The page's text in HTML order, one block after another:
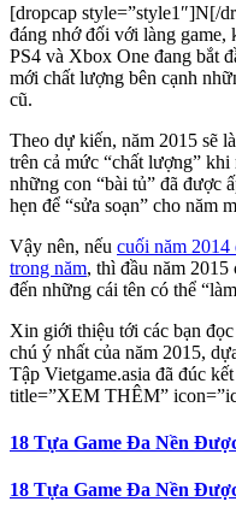
[dropcap style=”style1″]N[/
đáng nhớ đối với làng game,
PS4 và Xbox One đang bắt
mới chất lượng bên cạnh
cũ.
Theo dự kiến, năm 2015 sẽ
trên cả mức “chất lượng”
những con “bài tủ” đã được
hẹn để “sửa soạn” cho năm
Vậy nên, nếu cuối năm 2014
trong năm, thì đầu năm
đến những cái tên có thể
Xin giới thiệu tới các bạn
chú ý nhất của năm 2015,
Tập Vietgame.asia đã đúc
title=”XEM THÊM”
18 Tựa Game Đa Nền
18 Tựa Game Đa Nền